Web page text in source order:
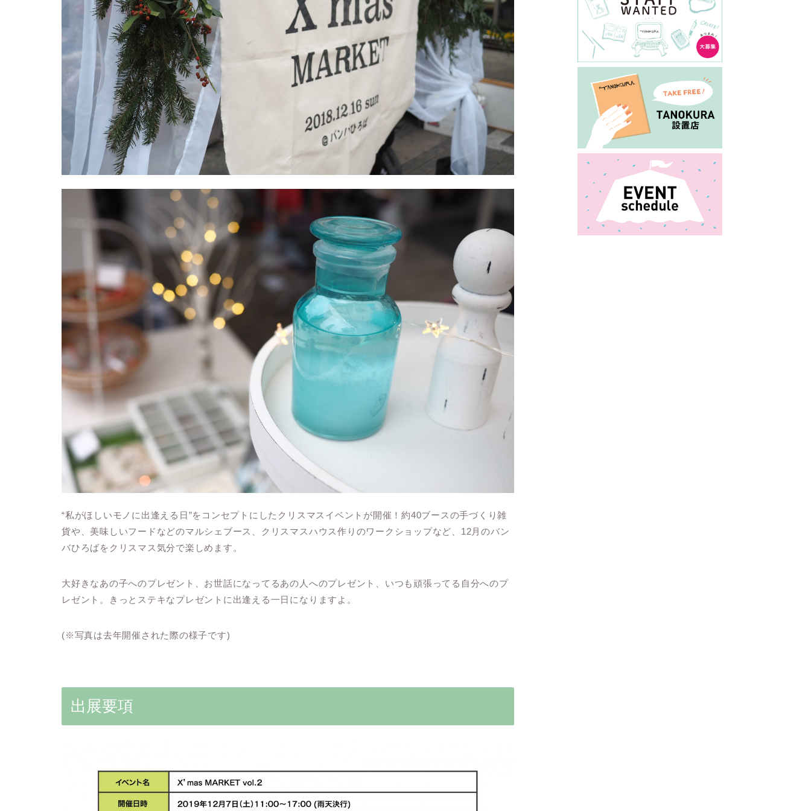
“私がほしいモノに出逢える日”をコンセプトにしたクリスマスイベントが開催！約40ブースの手づくり雑
貨や、美味しいフードなどのマルシェブース、クリスマスハウス作りのワークショップなど、12月のバン
バひろばをクリスマス気分で楽しめます。
大好きなあの子へのプレゼント、お世話になってるあの人へのプレゼント、いつも頑張ってる自分へのプ
レゼント。きっとステキなプレゼントに出逢える一日になりますよ。
(※写真は去年開催された際の様子です)
出展要項